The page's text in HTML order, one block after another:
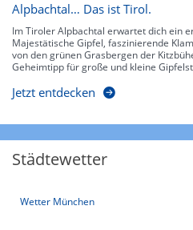
Alpbachtal… Das ist Tirol.
Im Tiroler Alpbachtal erwartet dich ein
Majestätische Gipfel, faszinierende
von den grünen Grasbergen der
Geheimtipp für große und kleine
Jetzt entdecken
Städtewetter
Wetter München